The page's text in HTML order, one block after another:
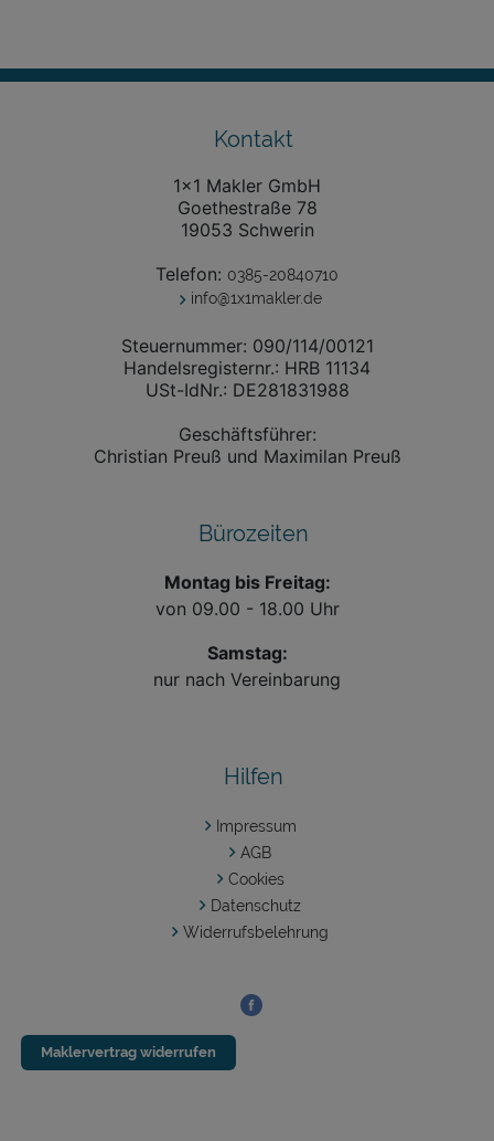
Kontakt
1x1 Makler GmbH
Goethestraße 78
19053 Schwerin
Telefon: 0385-20840710
info@1x1makler.de
Steuernummer: 090/114/00121
Handelsregisternr.: HRB 11134
USt-IdNr.: DE281831988
Geschäftsführer:
Christian Preuß und Maximilan Preuß
Bürozeiten
Montag bis Freitag:
von 09.00 - 18.00 Uhr
Samstag:
nur nach Vereinbarung
Hilfen
Impressum
AGB
Cookies
Datenschutz
Widerrufsbelehrung
Maklervertrag widerrufen